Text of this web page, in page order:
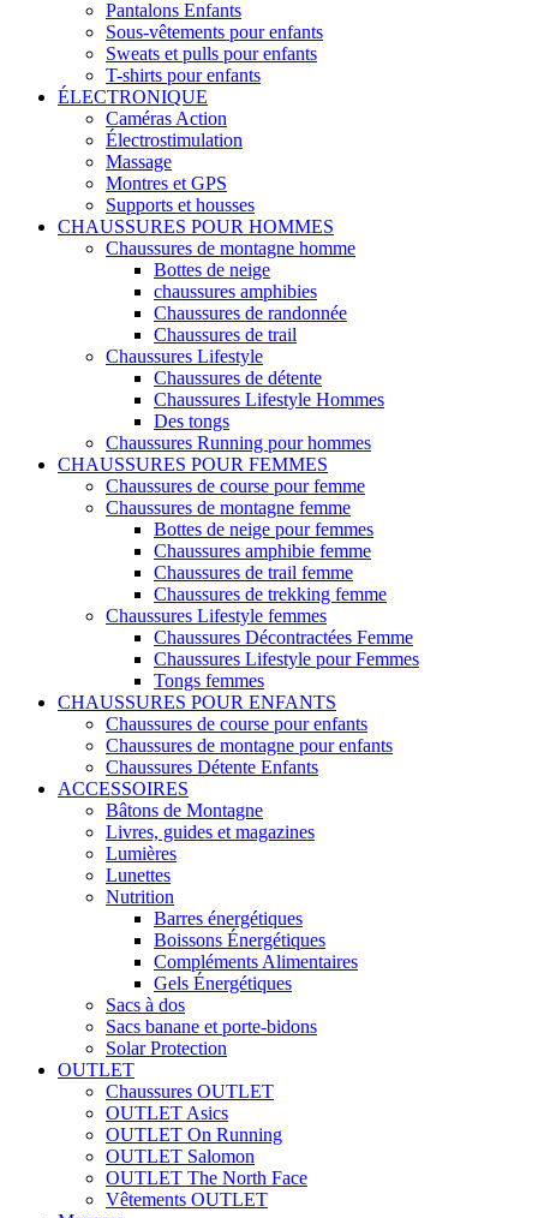
Pantalons Enfants
Sous-vêtements pour enfants
Sweats et pulls pour enfants
T-shirts pour enfants
ÉLECTRONIQUE
Caméras Action
Électrostimulation
Massage
Montres et GPS
Supports et housses
CHAUSSURES POUR HOMMES
Chaussures de montagne homme
Bottes de neige
chaussures amphibies
Chaussures de randonnée
Chaussures de trail
Chaussures Lifestyle
Chaussures de détente
Chaussures Lifestyle Hommes
Des tongs
Chaussures Running pour hommes
CHAUSSURES POUR FEMMES
Chaussures de course pour femme
Chaussures de montagne femme
Bottes de neige pour femmes
Chaussures amphibie femme
Chaussures de trail femme
Chaussures de trekking femme
Chaussures Lifestyle femmes
Chaussures Décontractées Femme
Chaussures Lifestyle pour Femmes
Tongs femmes
CHAUSSURES POUR ENFANTS
Chaussures de course pour enfants
Chaussures de montagne pour enfants
Chaussures Détente Enfants
ACCESSOIRES
Bâtons de Montagne
Livres, guides et magazines
Lumières
Lunettes
Nutrition
Barres énergétiques
Boissons Énergétiques
Compléments Alimentaires
Gels Énergétiques
Sacs à dos
Sacs banane et porte-bidons
Solar Protection
OUTLET
Chaussures OUTLET
OUTLET Asics
OUTLET On Running
OUTLET Salomon
OUTLET The North Face
Vêtements OUTLET